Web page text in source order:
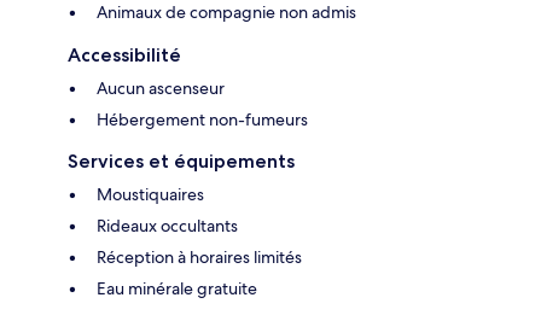
Animaux de compagnie non admis
Accessibilité
Aucun ascenseur
Hébergement non-fumeurs
Services et équipements
Moustiquaires
Rideaux occultants
Réception à horaires limités
Eau minérale gratuite